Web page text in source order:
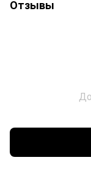
Отзывы